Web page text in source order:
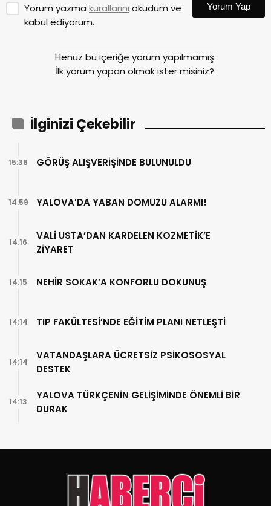
Yorum yazma kurallarını okudum ve
kabul ediyorum.
Yorum Yap
Henüz bu içeriğe yorum yapılmamış.
İlk yorum yapan olmak ister misiniz?
İlginizi Çekebilir
GÖRÜŞ ALIŞVERİŞİNDE BULUNULDU
15:38
YALOVA’DA YABAN DOMUZU ALARMI!
14:59
VALİ USTA’DAN KARDELEN KOZMETİK’E
ZİYARET
14:16
NEHİR SOKAK’A KONFORLU DOKUNUŞ
14:15
TIP FAKÜLTESİ’NDE EĞİTİM PLANI NETLEŞTİ
14:14
VATANDAŞLARA ÜCRETSİZ PSİKOSOSYAL
DESTEK
14:14
YALOVA TÜRKÇENİN GELİŞİMİNDE ÖNEMLİ BİR
DURAK
14:13